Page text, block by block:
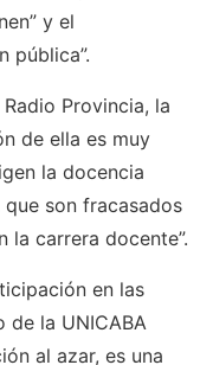
y el
pública”.
Provincia, la
de ella es muy
la docencia
son fracasados
la carrera docente”.
en las
la UNICABA
al azar, es una